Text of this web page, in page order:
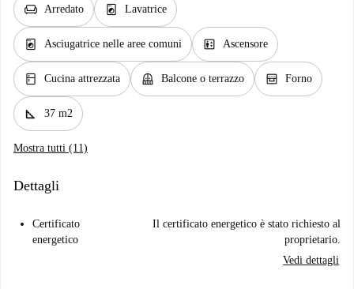
chair Arredato local_laundry_service Lavatrice
local_laundry_service Asciugatrice nelle aree comuni elevator Ascensore
kitchen Cucina attrezzata balcony Balcone o terrazzo oven_gen Forno
square_foot 37 m2
Mostra tutti (11)
Dettagli
Certificato
energetico
Il certificato energetico è stato richiesto al
proprietario.
Vedi dettagli